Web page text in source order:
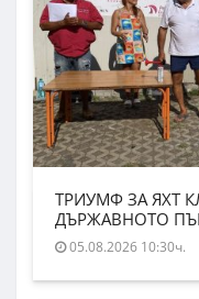
ТРИУМФ ЗА ЯХТ
ДЪРЖАВНОТО
05.08.2026 10:30ч.